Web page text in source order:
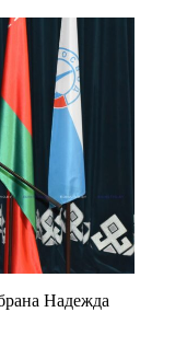
Надежда